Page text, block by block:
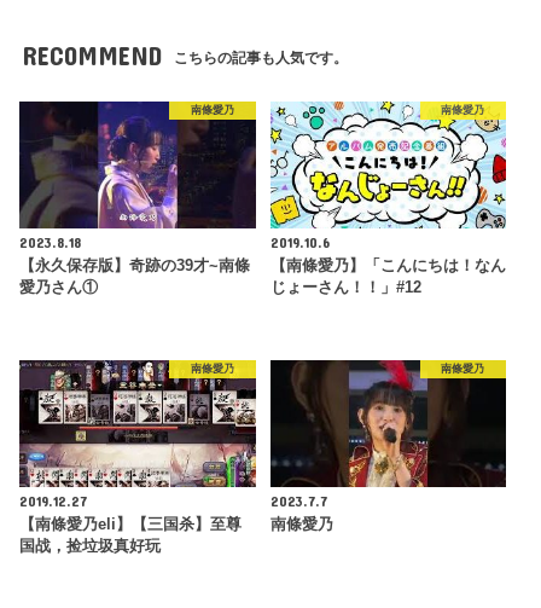
RECOMMEND こちらの記事も人気です。
南條愛乃
2023.8.18
【永久保存版】奇跡の39才~南條
愛乃さん①
南條愛乃
2019.10.6
【南條愛乃】「こんにちは！なん
じょーさん！！」#12
南條愛乃
2019.12.27
【南條愛乃eli】【三国杀】至尊
国战，捡垃圾真好玩
南條愛乃
2023.7.7
南條愛乃